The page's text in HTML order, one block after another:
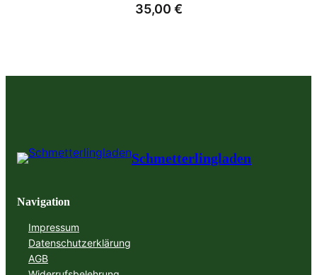
35,00 €
Schmetterlingladen
Navigation
Impressum
Datenschutzerklärung
AGB